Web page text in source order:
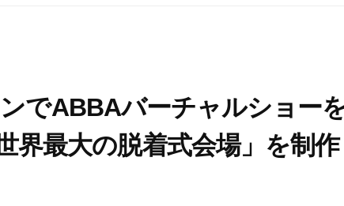
でABBAバーチャルショー
界最大の脱着式会場」を制作